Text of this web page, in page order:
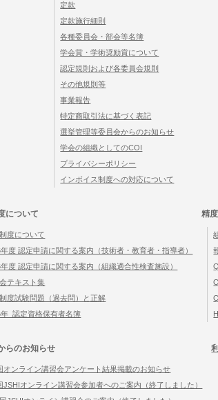
定款
定款施行細則
各種委員会・部会等名簿
学会賞・学術奨励賞について
認定規則および各委員会規則
その他規則等
事業報告
特定商取引法に基づく表記
選挙管理等委員会からのお知らせ
学会の組織としてのCOI
プライバシーポリシー
インボイス制度への対応について
について
度について
度 認定申請に関する案内（技術者・教育者・指導者）
度 認定申請に関する案内（組織適合性検査施設）
テキスト集
度試験問題（過去問）と正解
_認定資格保有者名簿
精
らのお知らせ
オンライン講習会アンケート結果掲載のお知らせ
JSHIオンライン講習会参加者へのご案内（終了しました）